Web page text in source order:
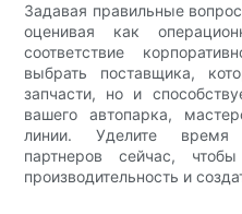
Задавая правильные
оценивая как
соответствие
выбрать поставщика,
запчасти, но и
вашего автопарка,
линии. Уделите время
партнеров сейчас,
производительность и